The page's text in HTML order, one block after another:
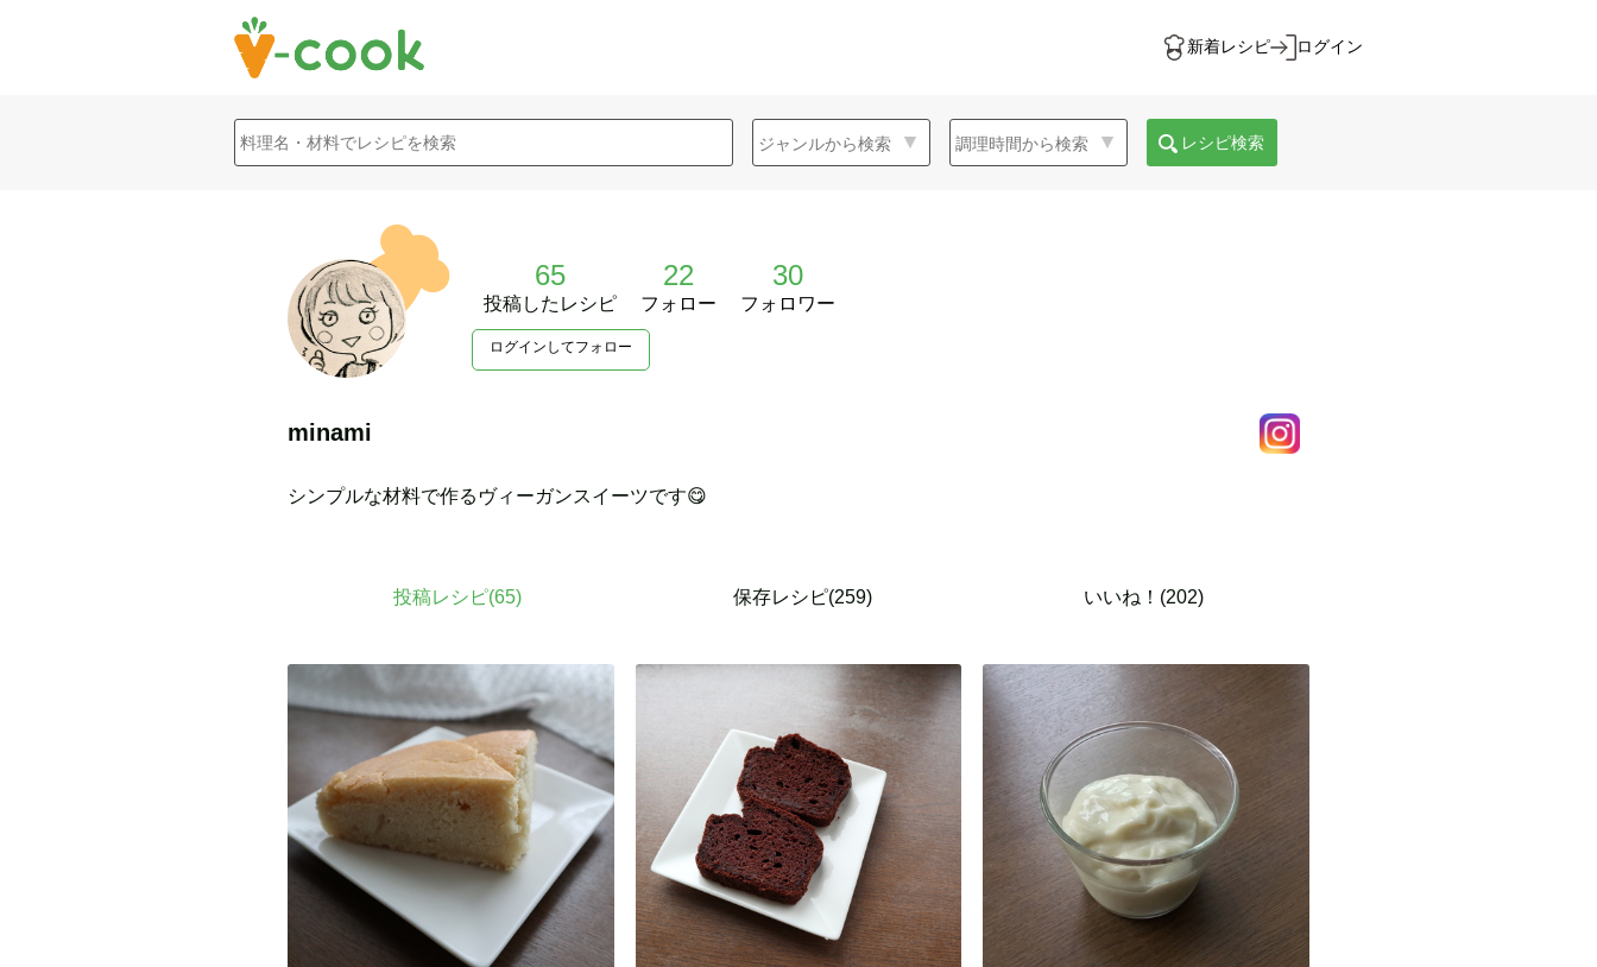
新着レシピ ログイン
レシピ検索
65
投稿したレシピ
22
フォロー
30
フォロワー
ログインしてフォロー
minami
シンプルな材料で作るヴィーガンスイーツです😋
投稿レシピ(65) 保存レシピ(259) いいね！(202)